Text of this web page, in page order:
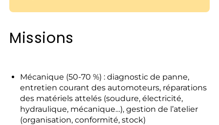
Missions
Mécanique (50-70 %) : diagnostic de panne,
entretien courant des automoteurs, réparations
des matériels attelés (soudure, électricité,
hydraulique, mécanique…), gestion de l’atelier
(organisation, conformité, stock)